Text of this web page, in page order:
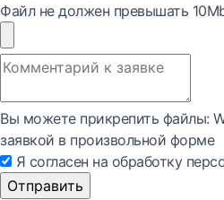
Файл не должен превышать
Вы можете прикрепить файлы:
заявкой в произвольной форме
Я согласен на обработку
Отправить